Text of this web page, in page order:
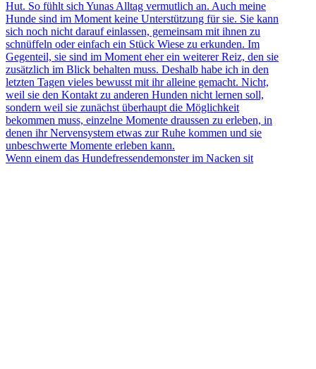
Wenn einem das Hundefressendemonster im Nacken sit